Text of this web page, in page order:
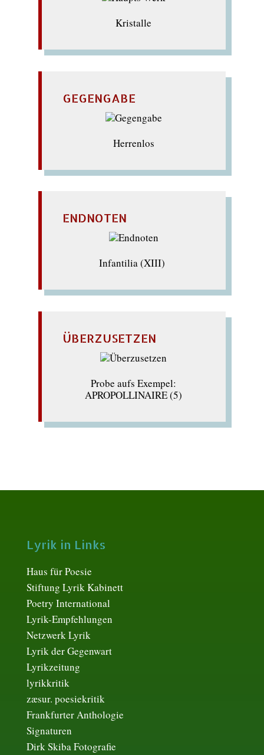
Kristalle
GEGENGABE
Herrenlos
ENDNOTEN
Infantilia (XIII)
ÜBERZUSETZEN
Probe aufs Exempel:
APROPOLLINAIRE (5)
Lyrik in Links
Haus für Poesie
Stiftung Lyrik Kabinett
Poetry International
Lyrik-Empfehlungen
Netzwerk Lyrik
Lyrik der Gegenwart
Lyrikzeitung
lyrikkritik
zæsur. poesiekritik
Frankfurter Anthologie
Signaturen
Dirk Skiba Fotografie